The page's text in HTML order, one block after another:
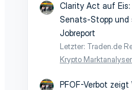
Clarity Act auf
Senats-Stopp und
Jobreport
Letzter: Traden.de
Krypto
PFOF-Verbot zeigt